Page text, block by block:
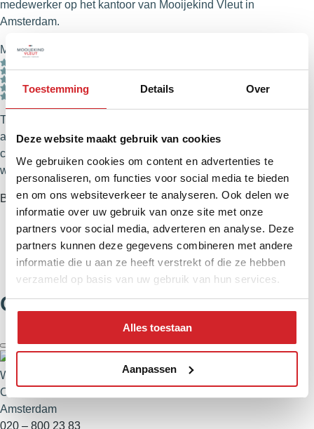
Toestemming Details Over
Deze website maakt gebruik van cookies
We gebruiken cookies om content en advertenties te
personaliseren, om functies voor social media te bieden
en om ons websiteverkeer te analyseren. Ook delen we
informatie over uw gebruik van onze site met onze
partners voor social media, adverteren en analyse. Deze
partners kunnen deze gegevens combineren met andere
informatie die u aan ze heeft verstrekt of die ze hebben
verzameld op basis van uw gebruik van hun services.
Alles toestaan
Aanpassen
medewerker op het kantoor van Mooijekind Vleut in
Amsterdam.
Mevr. Wu
Their process is professional and fast. Both buying price
and sold price were favorable! I always recommend my
colleagues and friends in Amsterdam finding a new place
with their help! Top service!
Bekijk alle reviews
Ons team in Amsterdam:
Willemijn den Dulk
Client Specialist
Amsterdam
020 – 800 23 83